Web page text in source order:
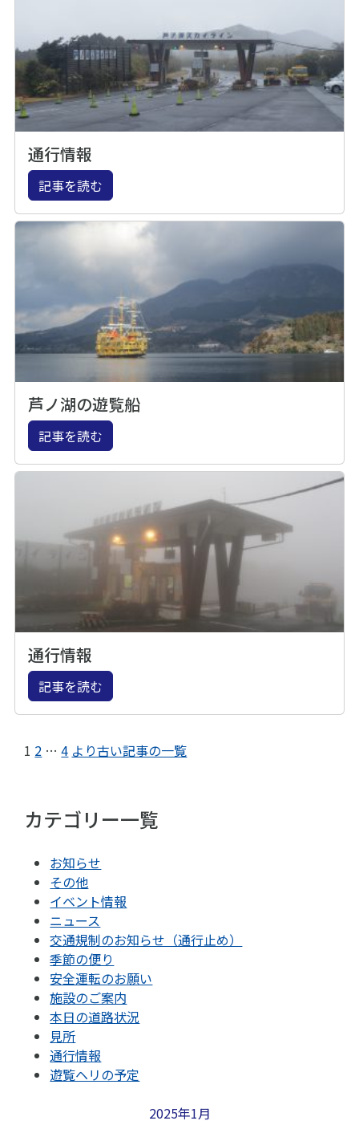
通行情報
記事を読む
芦ノ湖の遊覧船
記事を読む
通行情報
記事を読む
1 2 … 4 より古い記事の一覧
カテゴリー一覧
お知らせ
その他
イベント情報
ニュース
交通規制のお知らせ（通行止め）
季節の便り
安全運転のお願い
施設のご案内
本日の道路状況
見所
通行情報
遊覧ヘリの予定
2025年1月